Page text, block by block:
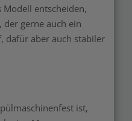
entscheiden,
gerne auch ein
dafür aber auch stabiler
ist,